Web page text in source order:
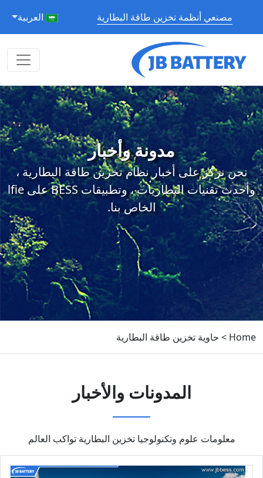
مصنعي أنظمة تخزين طاقة البطارية العربية
مدونة وأخبار
نحن نركز على أخبار نظام تخزين طاقة البطارية ،
وأحدث تقنيات البطاريات ، وتطبيقات BESS على lfie
الخاص بنا.
Home
> حاوية تخزين طاقة البطارية
المدونات والأخبار
معلومات علوم وتكنولوجيا تخزين البطارية تواكب العالم